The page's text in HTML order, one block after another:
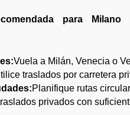
para Milano
Vuela a Milán, Venecia o
traslados por carretera
Planifique rutas
privados con